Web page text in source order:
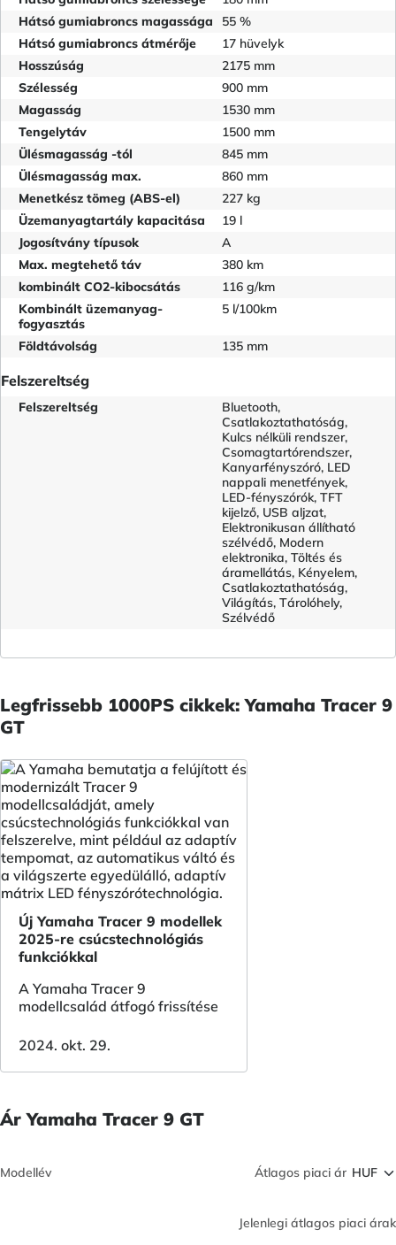
Hátsó gumiabroncs magassága
55 %
Hátsó gumiabroncs átmérője
17 hüvelyk
Hosszúság
2175 mm
Szélesség
900 mm
Magasság
1530 mm
Tengelytáv
1500 mm
Ülésmagasság -tól
845 mm
Ülésmagasság max.
860 mm
Menetkész tömeg (ABS-el)
227 kg
Üzemanyagtartály kapacitása
19 l
Jogosítvány típusok
A
Max. megtehető táv
380 km
kombinált CO2-kibocsátás
116 g/km
Kombinált üzemanyag-
fogyasztás
5 l/100km
Földtávolság 135 mm
Felszereltség
Felszereltség
Bluetooth,
Csatlakoztathatóság,
Kulcs nélküli rendszer,
Csomagtartórendszer,
Kanyarfényszóró, LED
nappali menetfények,
LED-fényszórók, TFT
kijelző, USB aljzat,
Elektronikusan állítható
szélvédő, Modern
elektronika, Töltés és
áramellátás, Kényelem,
Csatlakoztathatóság,
Világítás, Tárolóhely,
Szélvédő
Legfrissebb 1000PS cikkek: Yamaha Tracer 9
GT
Új Yamaha Tracer 9 modellek
2025-re csúcstechnológiás
funkciókkal
A Yamaha Tracer 9
modellcsalád átfogó frissítése
2024. okt. 29.
Ár Yamaha Tracer 9 GT
Modellév Átlagos piaci ár
Jelenlegi átlagos piaci árak